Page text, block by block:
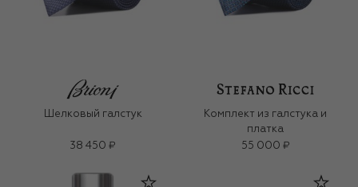
Шелковый галстук
38 450 ₽
Комплект из галстука и
платка
55 000 ₽